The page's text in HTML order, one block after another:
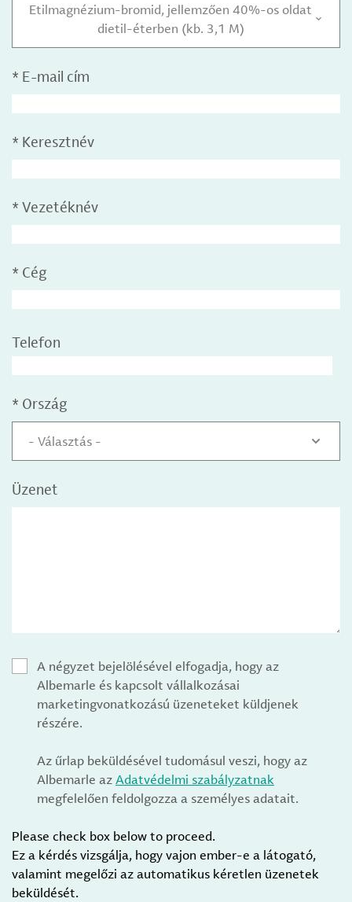
Etilmagnézium-bromid, jellemzően 40%-os oldat
dietil-éterben (kb. 3,1 M)
* E-mail cím
* Keresztnév
* Vezetéknév
* Cég
Telefon
* Ország
- Választás -
Üzenet
A négyzet bejelölésével elfogadja, hogy az
Albemarle és kapcsolt vállalkozásai
marketingvonatkozású üzeneteket küldjenek
részére.
Az űrlap beküldésével tudomásul veszi, hogy az
Albemarle azAdatvédelmi szabályzatnak
megfelelően feldolgozza a személyes adatait.
Please check box below to proceed.
Ez a kérdés vizsgálja, hogy vajon ember-e a látogató,
valamint megelőzi az automatikus kéretlen üzenetek
beküldését.